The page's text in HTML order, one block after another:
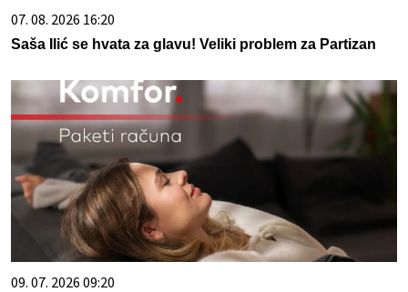
07. 08. 2026 16:20
Saša Ilić se hvata za glavu! Veliki problem za Partizan
09. 07. 2026 09:20